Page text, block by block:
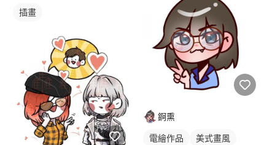
插畫
錒熏
電繪作品
美式畫風